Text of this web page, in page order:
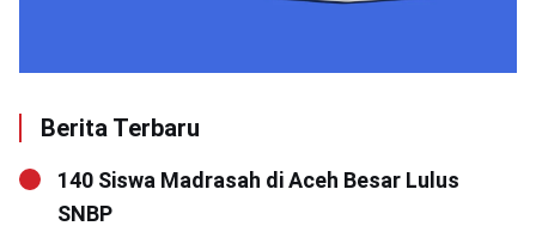
Berita Terbaru
140 Siswa Madrasah di Aceh Besar Lulus
SNBP